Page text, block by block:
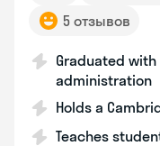
5 отзывов
Graduated
administration
Holds a
Teaches